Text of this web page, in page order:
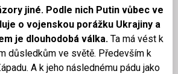
jiné. Podle nich Putin vůbec ve
o vojenskou porážku Ukrajiny a
je dlouhodobá válka. Ta má vést k
důsledkům ve světě. Především k
A k jeho následnému pádu jako